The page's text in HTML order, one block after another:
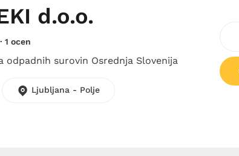
d.o.o.
· 1 ocen
odpadnih surovin Osrednja Slovenija
Ljubljana - Polje